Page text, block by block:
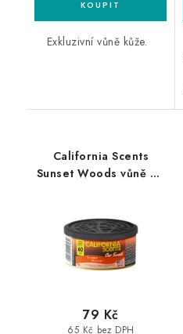
Exkluzivní vůně kůže.
California Scents
Sunset Woods vůně do
65 Kč bez DPH
79 Kč